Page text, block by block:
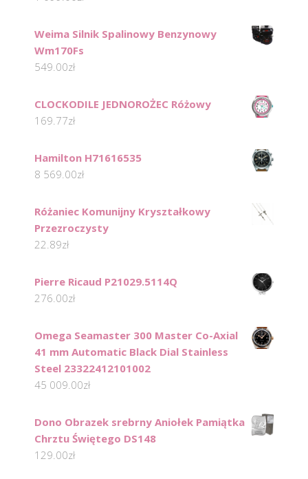
Weima Silnik Spalinowy Benzynowy
Wm170Fs
549.00zł
CLOCKODILE JEDNOROŻEC Różowy
169.77zł
Hamilton H71616535
8 569.00zł
Różaniec Komunijny Kryształkowy
Przezroczysty
22.89zł
Pierre Ricaud P21029.5114Q
276.00zł
Omega Seamaster 300 Master Co-Axial
41 mm Automatic Black Dial Stainless
Steel 23322412101002
45 009.00zł
Dono Obrazek srebrny Aniołek Pamiątka
Chrztu Świętego DS148
129.00zł